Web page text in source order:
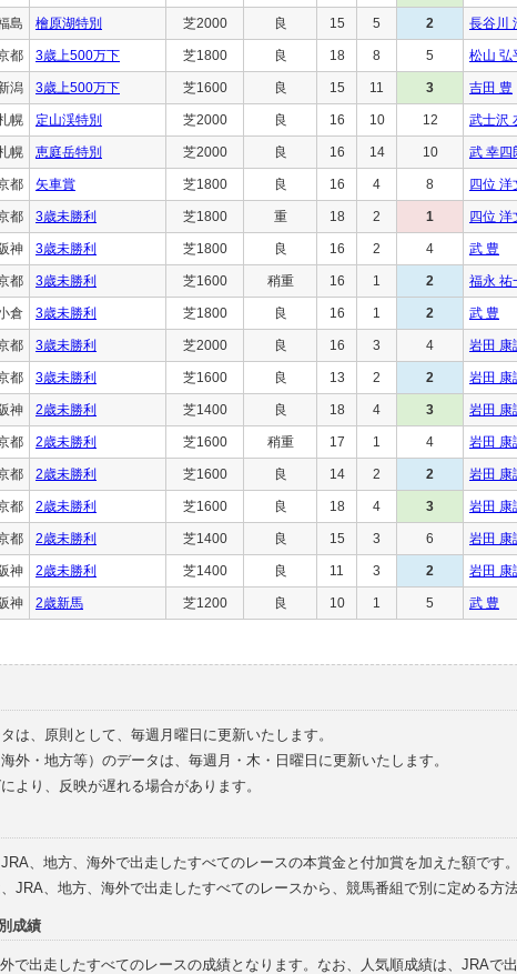
島 檜原湖特別 芝2000 良 15 5 2 長谷川
都 3歳上500万下 芝1800 良 18 8 5 松山 弘
潟 3歳上500万下 芝1600 良 15 11 3 吉田 豊
幌 定山渓特別 芝2000 良 16 10 12 武士沢
幌 恵庭岳特別 芝2000 良 16 14 10 武 幸四
都 矢車賞 芝1800 良 16 4 8 四位 洋
都 3歳未勝利 芝1800 重 18 2 1 四位 洋
神 3歳未勝利 芝1800 良 16 2 4 武 豊
都 3歳未勝利 芝1600 稍重 16 1 2 福永 祐
倉 3歳未勝利 芝1800 良 16 1 2 武 豊
都 3歳未勝利 芝2000 良 16 3 4 岩田 康
都 3歳未勝利 芝1600 良 13 2 2 岩田 康
神 2歳未勝利 芝1400 良 18 4 3 岩田 康
都 2歳未勝利 芝1600 稍重 17 1 4 岩田 康
都 2歳未勝利 芝1600 良 14 2 2 岩田 康
都 2歳未勝利 芝1600 良 18 4 3 岩田 康
都 2歳未勝利 芝1400 良 15 3 6 岩田 康
神 2歳未勝利 芝1400 良 11 3 2 岩田 康
神 2歳新馬 芝1200 良 10 1 5 武 豊
は、原則として、毎週月曜日に更新いたします。
外・地方等）のデータは、毎週月・木・日曜日に更新いたします。
より、反映が遅れる場合があります。
JRA、地方、海外で出走したすべてのレースの本賞金と付加賞を加えた額です。
、JRA、地方、海外で出走したすべてのレースから、競馬番組で別に定める方
成績
で出走したすべてのレースの成績となります。なお、人気順成績は、JRAで